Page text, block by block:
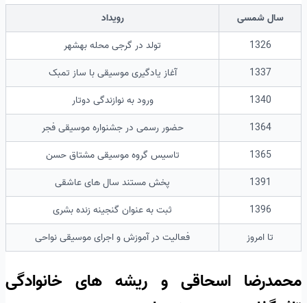
سال شمسی
رویداد
1326
تولد در گرجی محله بهشهر
1337
آغاز یادگیری موسیقی با ساز تمبک
1340
ورود به نوازندگی دوتار
1364
حضور رسمی در جشنواره موسیقی فجر
1365
تاسیس گروه موسیقی مشتاق حسن
1391
پخش مستند سال های عاشقی
1396
ثبت به عنوان گنجینه زنده بشری
تا امروز
فعالیت در آموزش و اجرای موسیقی نواحی
محمدرضا اسحاقی و ریشه های خانوادگی